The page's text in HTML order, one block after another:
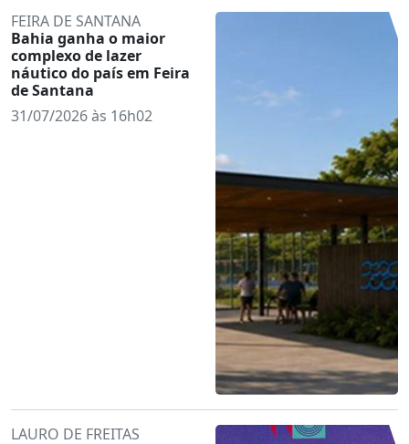
FEIRA DE SANTANA
Bahia ganha o maior
complexo de lazer
náutico do país em Feira
de Santana
31/07/2026 às 16h02
LAURO DE FREITAS